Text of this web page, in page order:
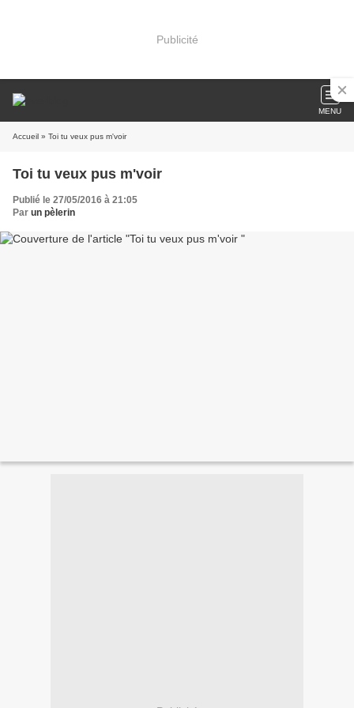
Publicité
MENU
Accueil » Toi tu veux pus m'voir
Toi tu veux pus m'voir
Publié le 27/05/2016 à 21:05
Par un pèlerin